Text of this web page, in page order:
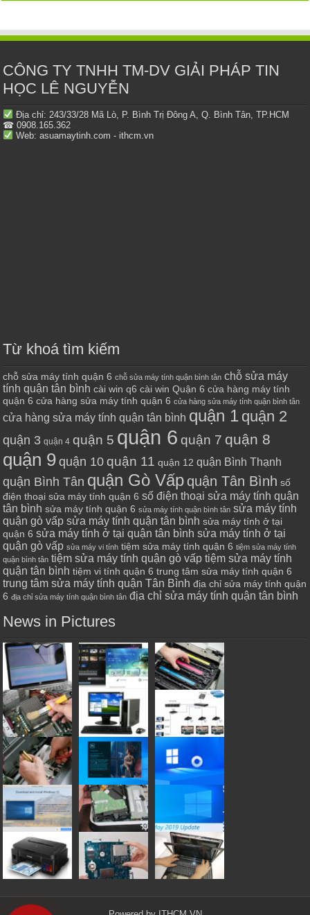
CÔNG TY TNHH TM-DV GIẢI PHÁP TIN
HỌC LÊ NGUYỄN
Địa chỉ: 243/33/28 Mã Lò, P. Bình Trị Đông A, Q. Bình Tân, TP.HCM
☎ 0908.165.362
Web: asuamaytinh.com - ithcm.vn
Từ khoá tìm kiếm
chỗ sửa máy tính quận 6 chỗ sửa máy tính quận bình tân chỗ sửa máy
tính quận tân bình cài win q6 cài win Quận 6 cửa hàng máy tính
quận 6 cửa hàng sửa máy tính quận 6 cửa hàng sửa máy tính quận bình tân
cửa hàng sửa máy tính quận tân bình quận 1 quận 2
quận 3 quận 4 quận 5 quận 6 quận 7 quận 8
quận 9 quận 10 quận 11 quận 12 quận Bình Thạnh
quận Bình Tân quận Gò Vấp quận Tân Bình số
điện thoại sửa máy tính quận 6 số điện thoại sửa máy tính quận
tân bình sửa máy tính quận 6 sửa máy tính quận bình tân sửa máy tính
quận gò vấp sửa máy tính quận tân bình sửa máy tính ở tại
quận 6 sửa máy tính ở tại quận tân bình sửa máy tính ở tại
quận gò vấp sửa máy vi tính tiệm sửa máy tính quận 6 tiệm sửa máy tính
quận bình tân tiệm sửa máy tính quận gò vấp tiệm sửa máy tính
quận tân bình tiệm vi tính quận 6 trung tâm sửa máy tính quận 6
trung tâm sửa máy tính quận Tân Bình địa chỉ sửa máy tính quận
6 địa chỉ sửa máy tính quận bình tân địa chỉ sửa máy tính quận tân bình
News in Pictures